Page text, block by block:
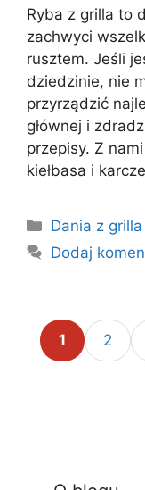
Ryba z grilla to
zachwyci
rusztem. Jeśli
dziedzinie, nie
przyrządzić
głównej i
przepisy. Z
kiełbasa i
Kategorie
Dania z grilla
Dodaj
Page
1 Page
2